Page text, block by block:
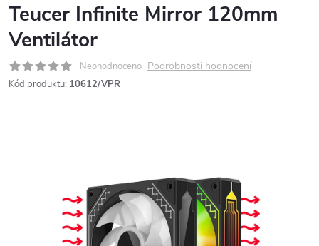
Teucer Infinite Mirror 120mm
Ventilátor
Neohodnoceno Podrobnosti hodnocení
Kód produktu: 10612/VPR